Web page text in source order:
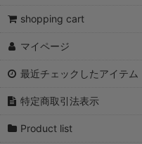
shopping cart
マイページ
最近チェックしたアイテム
特定商取引法表示
Product list